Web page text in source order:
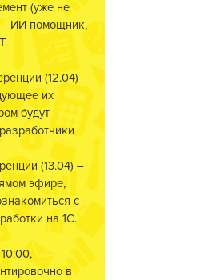
(уже не
– ИИ-помощник,
(12.04)
их
будут
(13.04) –
эфире,
с
на 1С.
в